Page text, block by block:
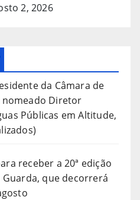
2, 2026
da Câmara de
nomeado Diretor
Públicas em Altitude,
receber a 20ª edição
Guarda, que decorrerá